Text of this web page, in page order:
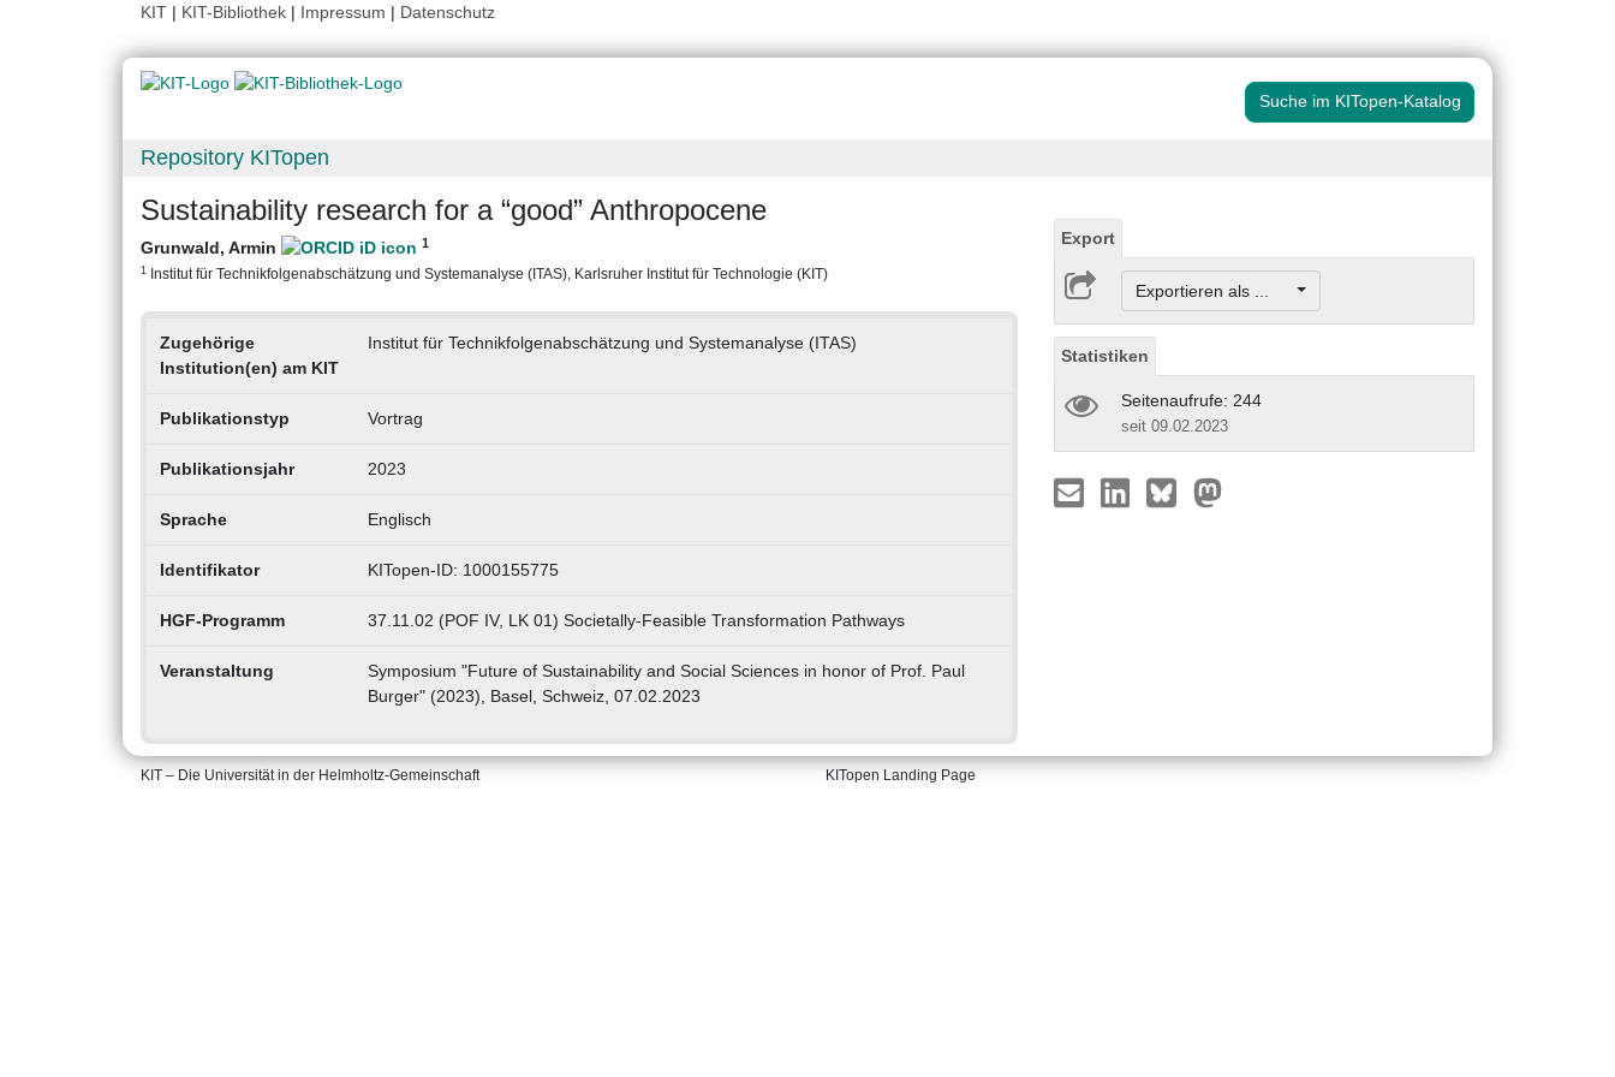
KIT | KIT-Bibliothek | Impressum | Datenschutz
Suche im KITopen-Katalog
Repository KITopen
Sustainability research for a “good” Anthropocene
Grunwald, Armin 1
1 Institut für Technikfolgenabschätzung und Systemanalyse (ITAS), Karlsruher Institut für Technologie (KIT)
Zugehörige
Institution(en) am KIT
Institut für Technikfolgenabschätzung und Systemanalyse (ITAS)
Publikationstyp Vortrag
Publikationsjahr 2023
Sprache Englisch
Identifikator KITopen-ID: 1000155775
HGF-Programm 37.11.02 (POF IV, LK 01) Societally-Feasible Transformation Pathways
Veranstaltung
Symposium "Future of Sustainability and Social Sciences in honor of Prof. Paul
Burger" (2023), Basel, Schweiz, 07.02.2023
Export
Exportieren als ...
Statistiken
Seitenaufrufe: 244
seit 09.02.2023
KIT – Die Universität in der Helmholtz-Gemeinschaft KITopen Landing Page